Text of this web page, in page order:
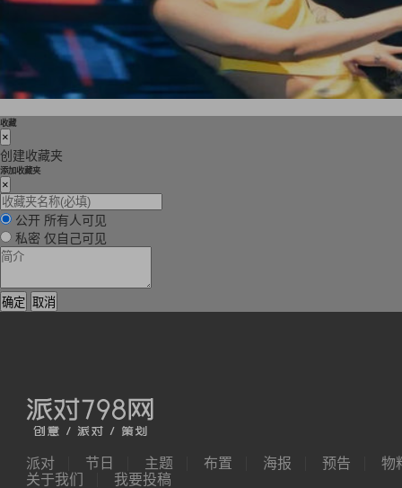
收藏
×
创建收藏夹
添加收藏夹
×
公开 所有人可见
私密 仅自己可见
确定 取消
派对 节日 主题 布置 海报 预告
物
关于我们
我要投稿